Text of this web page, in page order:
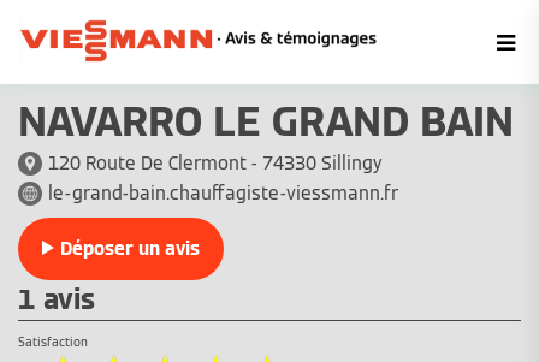
NAVARRO LE GRAND BAIN
120 Route De Clermont - 74330 Sillingy
le-grand-bain.chauffagiste-viessmann.fr
Déposer un avis
1 avis
Satisfaction